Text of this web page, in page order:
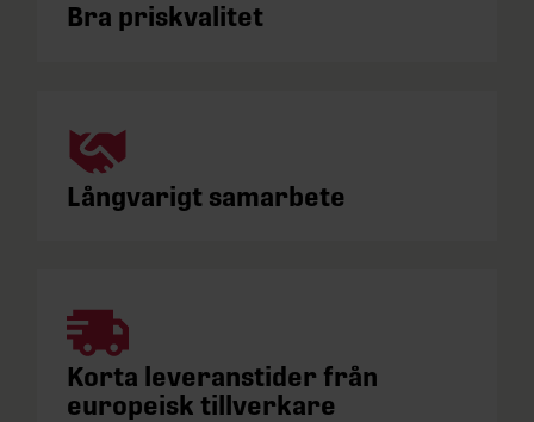
Bra priskvalitet
Långvarigt samarbete
Korta leveranstider från
europeisk tillverkare